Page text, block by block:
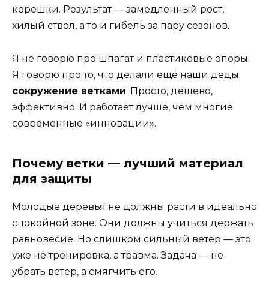
корешки. Результат — замедленный рост,
хилый ствол, а то и гибель за пару сезонов.
Я не говорю про шпагат и пластиковые опоры.
Я говорю про то, что делали ещё наши деды:
сокружение ветками. Просто, дешево,
эффективно. И работает лучше, чем многие
современные «инновации».
Почему ветки — лучший материал
для защиты
Молодые деревья не должны расти в идеально
спокойной зоне. Они должны учиться держать
равновесие. Но слишком сильный ветер — это
уже не тренировка, а травма. Задача — не
убрать ветер, а смягчить его.